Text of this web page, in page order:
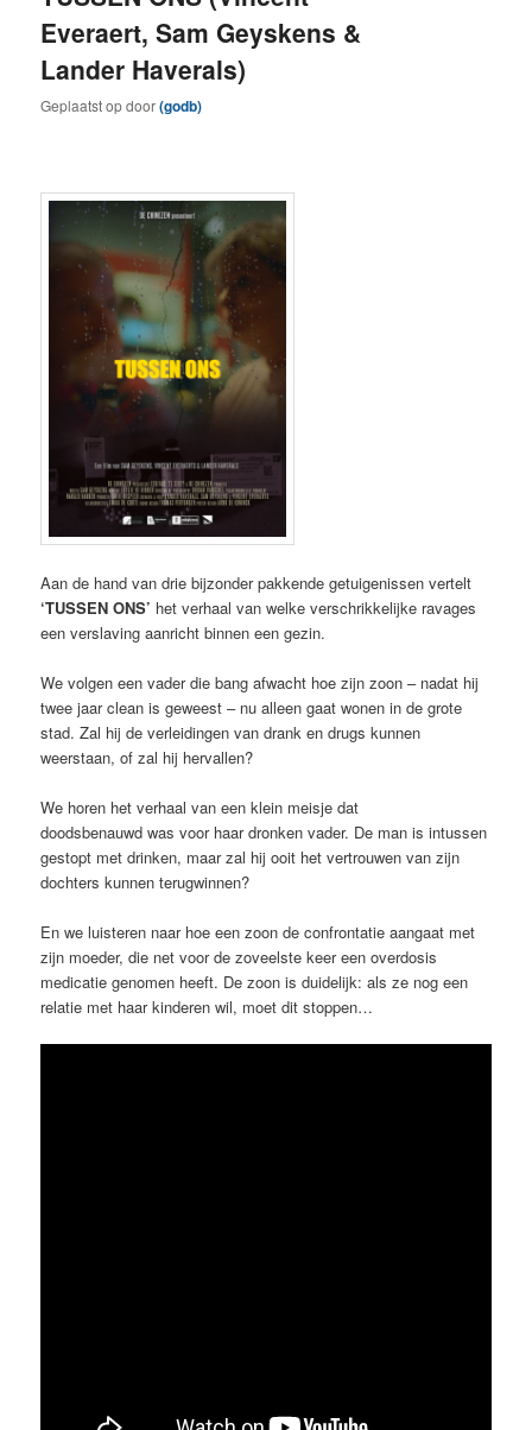
Everaert, Sam Geyskens &
Lander Haverals)
Geplaatst opdoor(godb)
Aan de hand van drie bijzonder pakkende getuigenissen vertelt
‘TUSSEN ONS’ het verhaal van welke verschrikkelijke ravages
een verslaving aanricht binnen een gezin.
We volgen een vader die bang afwacht hoe zijn zoon – nadat hij
twee jaar clean is geweest – nu alleen gaat wonen in de grote
stad. Zal hij de verleidingen van drank en drugs kunnen
weerstaan, of zal hij hervallen?
We horen het verhaal van een klein meisje dat
doodsbenauwd was voor haar dronken vader. De man is intussen
gestopt met drinken, maar zal hij ooit het vertrouwen van zijn
dochters kunnen terugwinnen?
En we luisteren naar hoe een zoon de confrontatie aangaat met
zijn moeder, die net voor de zoveelste keer een overdosis
medicatie genomen heeft. De zoon is duidelijk: als ze nog een
relatie met haar kinderen wil, moet dit stoppen…